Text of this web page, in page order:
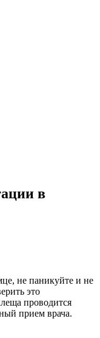
в
не паникуйте и не
это
проводится
прием врача.